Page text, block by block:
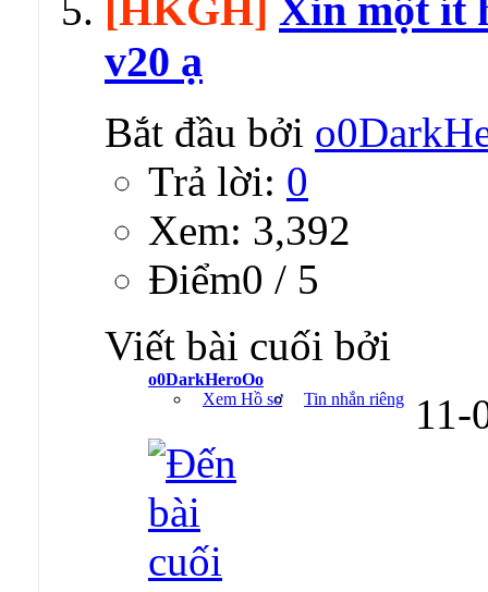
[HKGH] Xin một ít
v20 ạ
Bắt đầu bởi
Trả lời: 0
Xem: 3,392
Ðiểm0 / 5
Viết bài cuối bởi
o0DarkHeroOo
Xem Hồ sơ
Tin nhắn riêng 11-